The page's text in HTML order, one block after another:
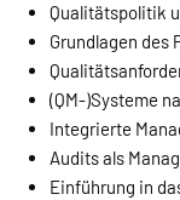
Qualitätspolitik
Grundlagen des
(QM-)Systeme
Integrierte
Audits als
Einführung in